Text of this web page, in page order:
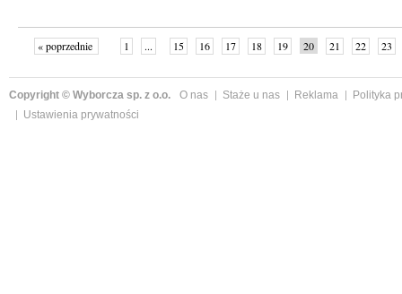
« poprzednie 1 ... 15 16 17 18 19 20 21 22
23
Copyright © Wyborcza sp. z o.o. O nas Staże u nas Reklama
Polityka
Ustawienia prywatności